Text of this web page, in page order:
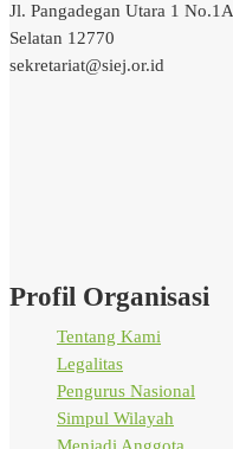
Jl. Pangadegan Utara 1
Selatan 12770
sekretariat@siej.or.id
Profil Organisasi
Tentang Kami
Legalitas
Pengurus Nasional
Simpul Wilayah
Menjadi Anggota